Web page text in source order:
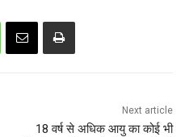
Next article
18 वर्ष से अधिक आयु का कोई भी